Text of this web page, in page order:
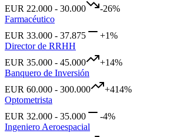
EUR 22.000 - 30.000 -26%
Farmacéutico
EUR 33.000 - 37.875 +1%
Director de RRHH
EUR 35.000 - 45.000 +14%
Banquero de Inversión
EUR 60.000 - 300.000 +414%
Optometrista
EUR 32.000 - 35.000 -4%
Ingeniero Aeroespacial